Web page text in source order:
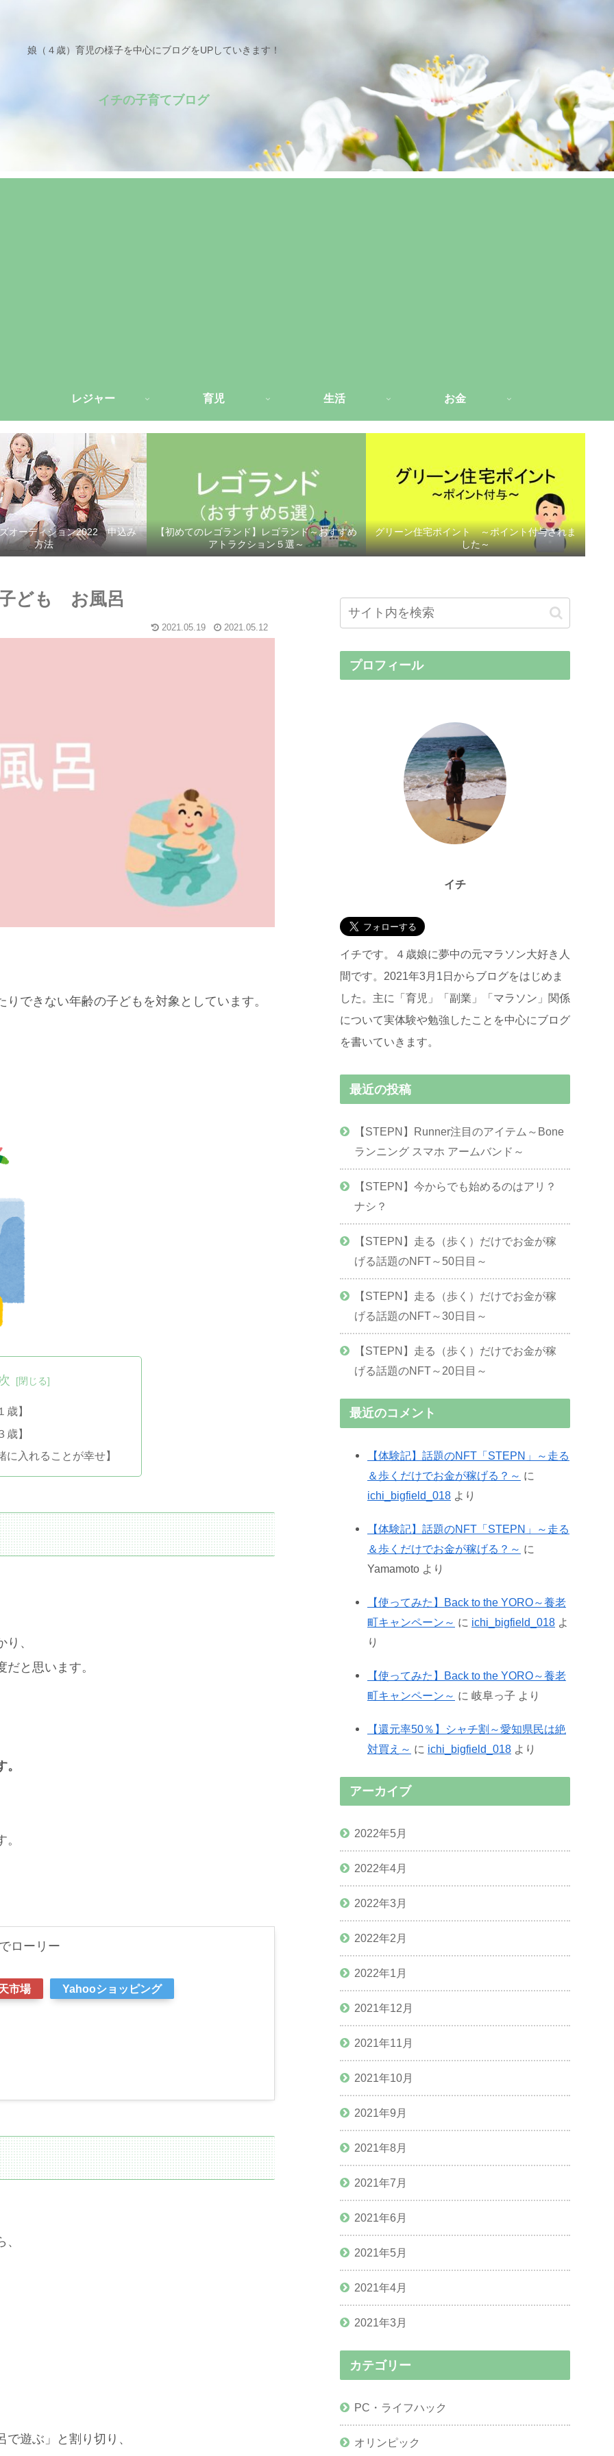
娘（４歳）育児の様子を中心にブログをUPしていきます！
イチの子育てブログ
レジャー 育児 生活 お金
オーディション2022 申込み
方法
【初めてのレゴランド】レゴランド～おすすめ
アトラクション５選～
グリーン住宅ポイント ～ポイント付与されま
した～
ども お風呂
2021.05.19 2021.05.12
できない年齢の子どもを対象としています。
】
】
に入れることが幸せ】
、
と思います。
ローリー
市場 Yahooショッピング
遊ぶ」と割り切り、
プロフィール
イチ
イチです。４歳娘に夢中の元マラソン大好き人
間です。2021年3月1日からブログをはじめま
した。主に「育児」「副業」「マラソン」関係
について実体験や勉強したことを中心にブログ
を書いていきます。
最近の投稿
【STEPN】Runner注目のアイテム～Bone
ランニング スマホ アームバンド～
【STEPN】今からでも始めるのはアリ？
ナシ？
【STEPN】走る（歩く）だけでお金が稼
げる話題のNFT～50日目～
【STEPN】走る（歩く）だけでお金が稼
げる話題のNFT～30日目～
【STEPN】走る（歩く）だけでお金が稼
げる話題のNFT～20日目～
最近のコメント
【体験記】話題のNFT「STEPN」～走る
＆歩くだけでお金が稼げる？～ に
ichi_bigfield_018 より
【体験記】話題のNFT「STEPN」～走る
＆歩くだけでお金が稼げる？～ に
Yamamoto より
【使ってみた】Back to the YORO～養老
町キャンペーン～ に ichi_bigfield_018 よ
り
【使ってみた】Back to the YORO～養老
町キャンペーン～ に 岐阜っ子 より
【還元率50％】シャチ割～愛知県民は絶
対買え～ に ichi_bigfield_018 より
アーカイブ
2022年5月
2022年4月
2022年3月
2022年2月
2022年1月
2021年12月
2021年11月
2021年10月
2021年9月
2021年8月
2021年7月
2021年6月
2021年5月
2021年4月
2021年3月
カテゴリー
PC・ライフハック
オリンピック